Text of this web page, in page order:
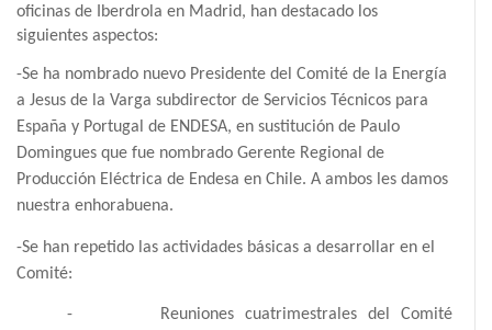
oficinas de Iberdrola en Madrid, han destacado los
siguientes aspectos:
-Se ha nombrado nuevo Presidente del Comité de la Energía
a Jesus de la Varga subdirector de Servicios Técnicos para
España y Portugal de ENDESA, en sustitución de Paulo
Domingues que fue nombrado Gerente Regional de
Producción Eléctrica de Endesa en Chile. A ambos les damos
nuestra enhorabuena.
-Se han repetido las actividades básicas a desarrollar en el
Comité:
-
Reuniones cuatrimestrales del Comité